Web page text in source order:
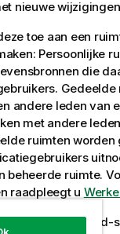
nieuwe
toe aan een
Persoonlijke
die
andere leden van
met andere
ruimten
beheerde ruimte.
raadpleegt u
en hetload-